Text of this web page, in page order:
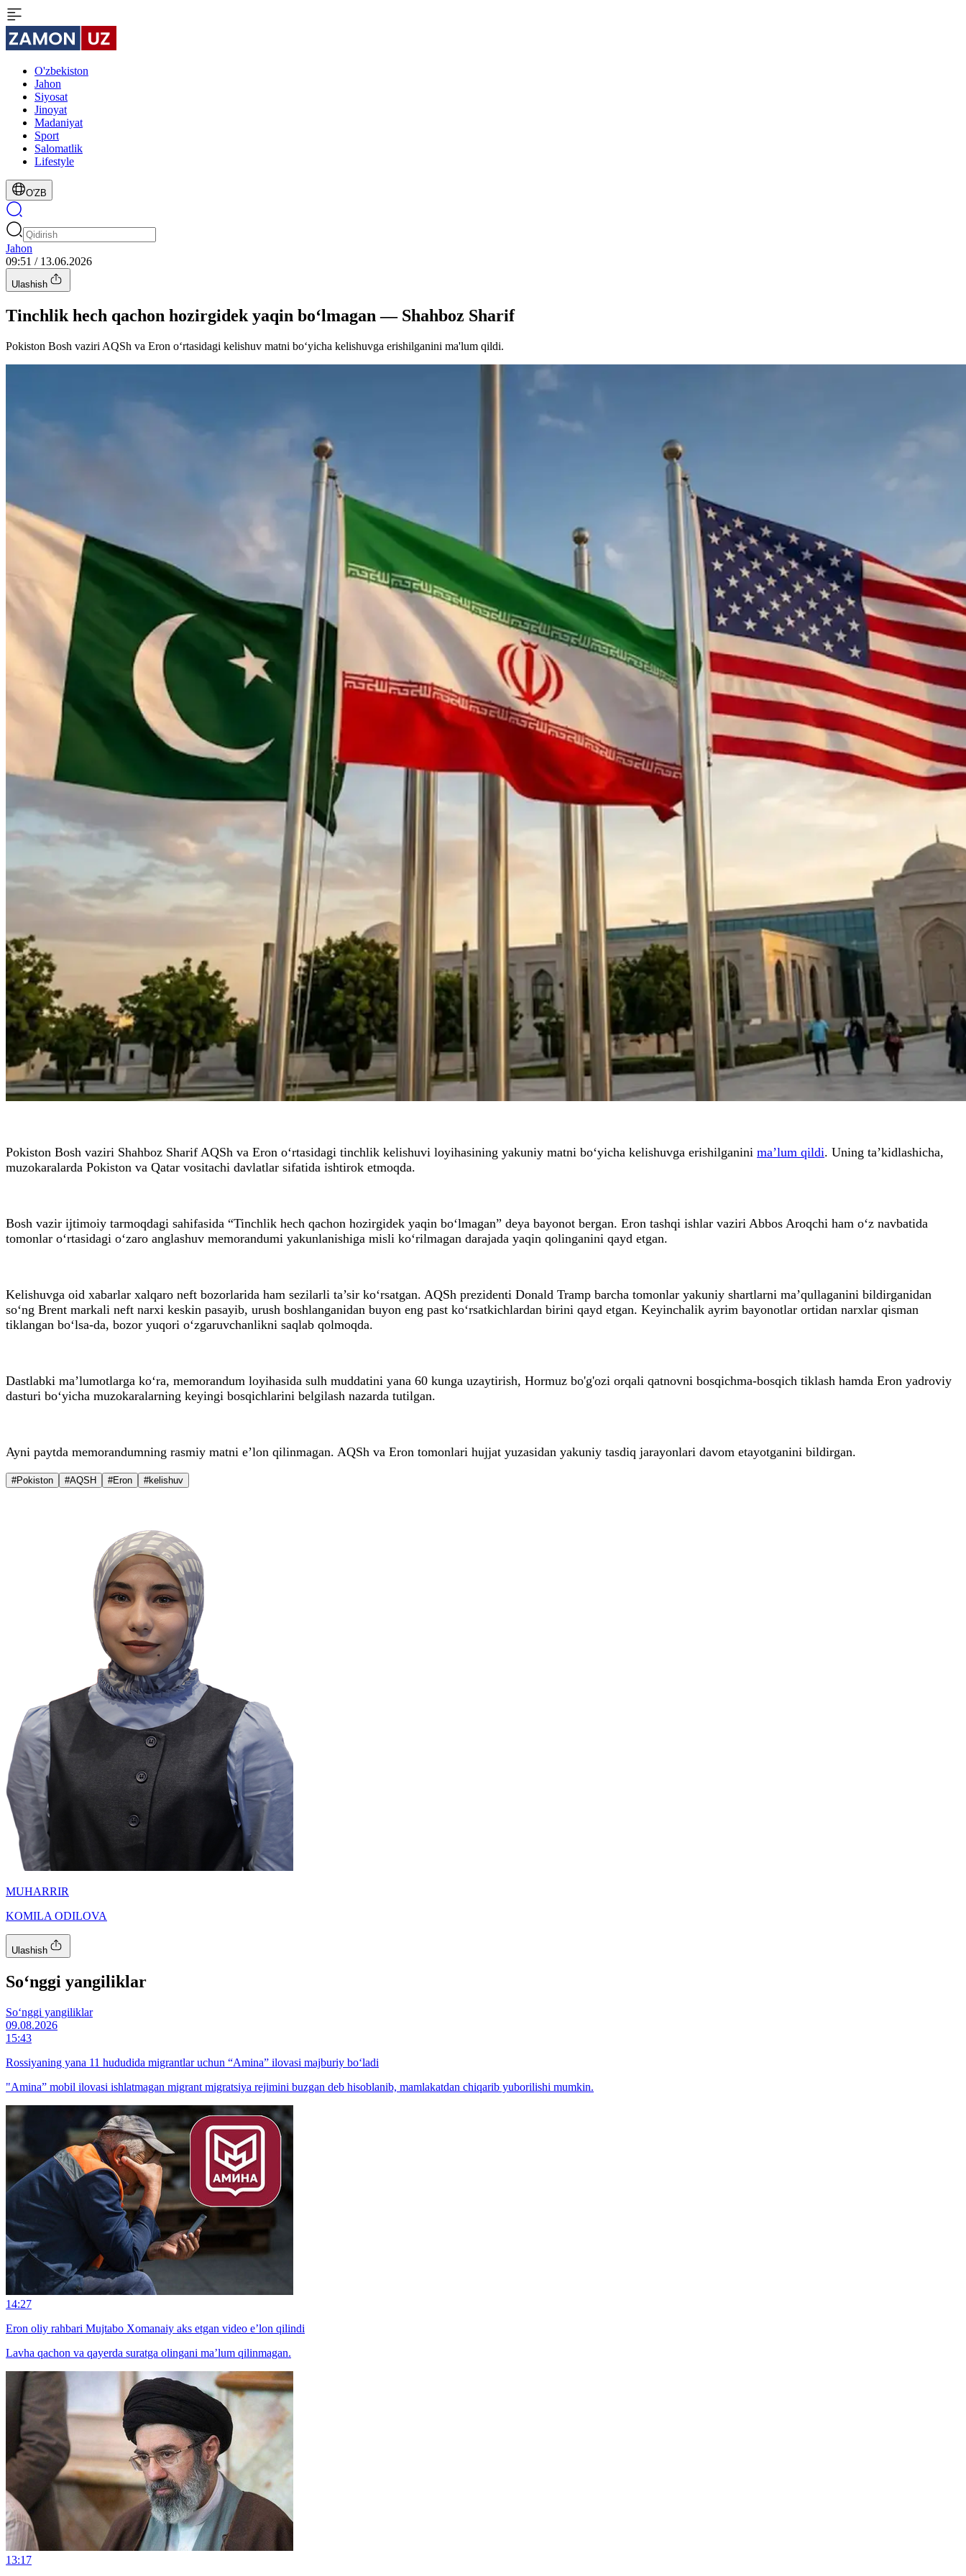
O'zbekiston
Jahon
Siyosat
Jinoyat
Madaniyat
Sport
Salomatlik
Lifestyle
O'ZB
Jahon
09:51 / 13.06.2026
Ulashish
Tinchlik hech qachon hozirgidek yaqin bo‘lmagan — Shahboz Sharif
Pokiston Bosh vaziri AQSh va Eron o‘rtasidagi kelishuv matni bo‘yicha kelishuvga erishilganini ma'lum qildi.
Pokiston Bosh vaziri Shahboz Sharif AQSh va Eron o‘rtasidagi tinchlik kelishuvi loyihasining yakuniy matni bo‘yicha kelishuvga erishilganini ma’lum qildi. Uning ta’kidlashicha,
muzokaralarda Pokiston va Qatar vositachi davlatlar sifatida ishtirok etmoqda.
Bosh vazir ijtimoiy tarmoqdagi sahifasida “Tinchlik hech qachon hozirgidek yaqin bo‘lmagan” deya bayonot bergan. Eron tashqi ishlar vaziri Abbos Aroqchi ham o‘z navbatida
tomonlar o‘rtasidagi o‘zaro anglashuv memorandumi yakunlanishiga misli ko‘rilmagan darajada yaqin qolinganini qayd etgan.
Kelishuvga oid xabarlar xalqaro neft bozorlarida ham sezilarli ta’sir ko‘rsatgan. AQSh prezidenti Donald Tramp barcha tomonlar yakuniy shartlarni ma’qullaganini bildirganidan
so‘ng Brent markali neft narxi keskin pasayib, urush boshlanganidan buyon eng past ko‘rsatkichlardan birini qayd etgan. Keyinchalik ayrim bayonotlar ortidan narxlar qisman
tiklangan bo‘lsa-da, bozor yuqori o‘zgaruvchanlikni saqlab qolmoqda.
Dastlabki ma’lumotlarga ko‘ra, memorandum loyihasida sulh muddatini yana 60 kunga uzaytirish, Hormuz bo'g'ozi orqali qatnovni bosqichma-bosqich tiklash hamda Eron yadroviy
dasturi bo‘yicha muzokaralarning keyingi bosqichlarini belgilash nazarda tutilgan.
Ayni paytda memorandumning rasmiy matni e’lon qilinmagan. AQSh va Eron tomonlari hujjat yuzasidan yakuniy tasdiq jarayonlari davom etayotganini bildirgan.
#Pokiston #AQSH #Eron #kelishuv
MUHARRIR
KOMILA ODILOVA
Ulashish
So‘nggi yangiliklar
So‘nggi yangiliklar
09.08.2026
15:43
Rossiyaning yana 11 hududida migrantlar uchun “Amina” ilovasi majburiy bo‘ladi
"Amina” mobil ilovasi ishlatmagan migrant migratsiya rejimini buzgan deb hisoblanib, mamlakatdan chiqarib yuborilishi mumkin.
14:27
Eron oliy rahbari Mujtabo Xomanaiy aks etgan video e’lon qilindi
Lavha qachon va qayerda suratga olingani ma’lum qilinmagan.
13:17